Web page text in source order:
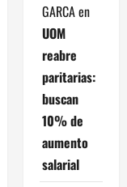
GARCAen
UOM
reabre
paritarias:
buscan
10% de
aumento
salarial